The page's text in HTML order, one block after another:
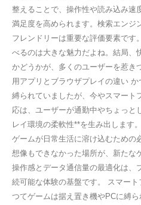
整えることで、操作性や読み込み速
満足度を高められます。検索エンジ
フレンドリーは重要な評価要素です
べるのは大きな魅力だよね。結局、
かどうかが、多くのユーザーを惹き
用アプリとブラウザプレイの違い
縛られていましたが、今やスマート
応は、ユーザーが通勤中やちょっと
レイ環境の柔軟性**を生み出します
ゲームが日常生活に溶け込むための
想像もできなかった場所が、新たな
操作感とデータ通信量の最適化は、
続可能な体験の基盤です。 スマー
つてゲームは据え置き機やPCに縛